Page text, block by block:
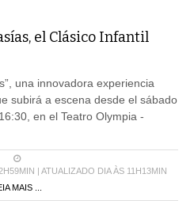
el Clásico Infantil
una innovadora experiencia
subirá a escena desde el sábado
en el Teatro Olympia -
| ATUALIZADO DIA ÀS 11H13MIN
MAIS ...